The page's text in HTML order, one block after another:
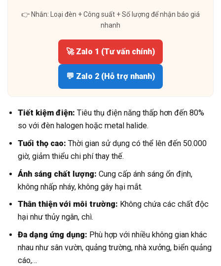
👉 Nhắn: Loại đèn + Công suất + Số lượng để nhận báo giá
nhanh
🚀 Zalo 1 (Tư vấn chính)
💬 Zalo 2 (Hỗ trợ nhanh)
Tiết kiệm điện: Tiêu thụ điện năng thấp hơn đến 80%
so với đèn halogen hoặc metal halide.
Tuổi thọ cao: Thời gian sử dụng có thể lên đến 50.000
giờ, giảm thiểu chi phí thay thế.
Ánh sáng chất lượng: Cung cấp ánh sáng ổn định,
không nhấp nháy, không gây hại mắt.
Thân thiện với môi trường: Không chứa các chất độc
hại như thủy ngân, chì.
Đa dạng ứng dụng: Phù hợp với nhiều không gian khác
nhau như sân vườn, quảng trường, nhà xưởng, biển quảng
cáo,…